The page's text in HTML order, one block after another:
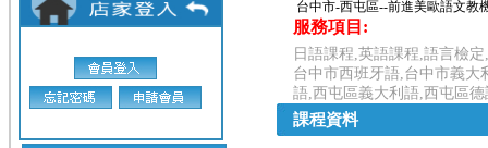
台中市-西屯區--前進美歐語文教
服務項目:
日語課程,英語課程,語言檢
台中市西班牙語,台中市義
語,西屯區義大利語,西屯區德
課程資料